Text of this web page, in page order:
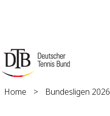
Home > Bundesligen 2026